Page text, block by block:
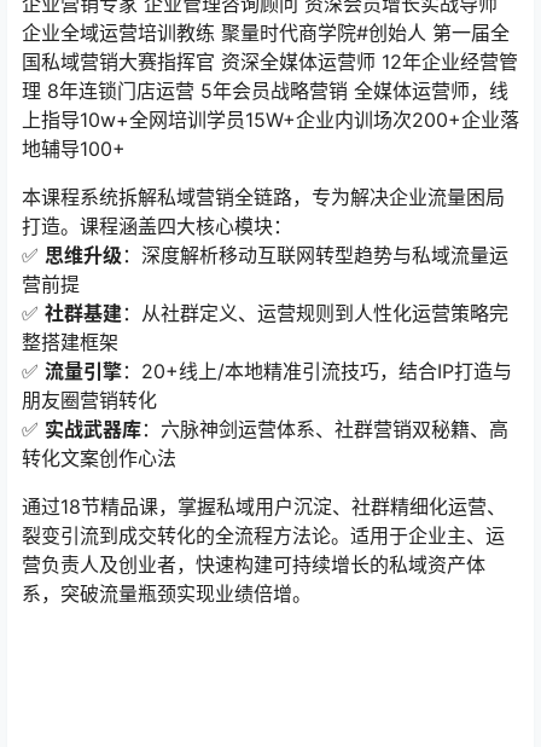
企业全域运营培训教练 聚量时代商学院#创始人 第一届全
国私域营销大赛指挥官 资深全媒体运营师 12年企业经营管
理 8年连锁门店运营 5年会员战略营销 全媒体运营师，线
上指导10w+全网培训学员15W+企业内训场次200+企业落
地辅导100+
本课程系统拆解私域营销全链路，专为解决企业流量困局
打造。课程涵盖四大核心模块：
✅ ​ 思维升级 ​：深度解析移动互联网转型趋势与私域流量运
营前提
✅ ​ 社群基建​：从社群定义、运营规则到人性化运营策略完
整搭建框架
✅ ​ 流量引擎​：20+线上/本地精准引流技巧，结合IP打造与
朋友圈营销转化
✅ ​ 实战武器库​：六脉神剑运营体系、社群营销双秘籍、高
转化文案创作心法
通过18节精品课，掌握私域用户沉淀、社群精细化运营、
裂变引流到成交转化的全流程方法论。适用于企业主、运
营负责人及创业者，快速构建可持续增长的私域资产体
系，突破流量瓶颈实现业绩倍增。